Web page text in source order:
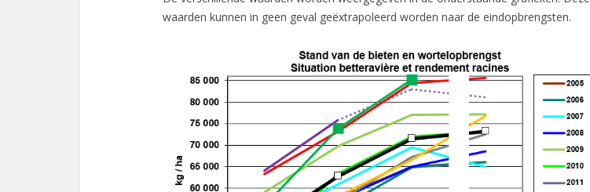
waarden kunnen in geen geval geëxtrapoleerd worden naar de eindopbrengsten.